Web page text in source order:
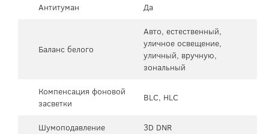
Антитуман
Да
Баланс белого
Авто, естественный,
уличное освещение,
уличный, вручную,
зональный
Компенсация фоновой
засветки
BLC, HLC
Шумоподавление 3D DNR